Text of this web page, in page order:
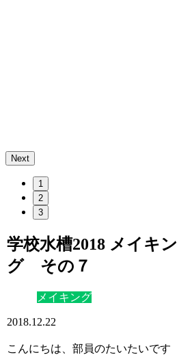
Next
1
2
3
学校水槽2018 メイキン
グ その７
メイキング
2018.12.22
こんにちは、部員のたいたいです